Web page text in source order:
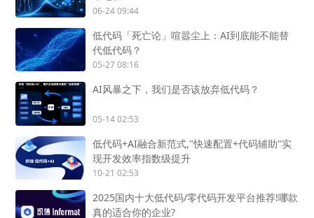
06-24 09:44
低代码「死亡论」喧嚣尘上：AI到底能不能替
代低代码？
05-27 08:16
AI风暴之下，我们是否该放弃低代码？
05-14 02:53
低代码+AI融合新范式,"快速配置+代码辅助"实
现开发效率指数级提升
10-21 02:53
2025国内十大低代码/零代码开发平台推荐!哪款
真的适合你的企业?